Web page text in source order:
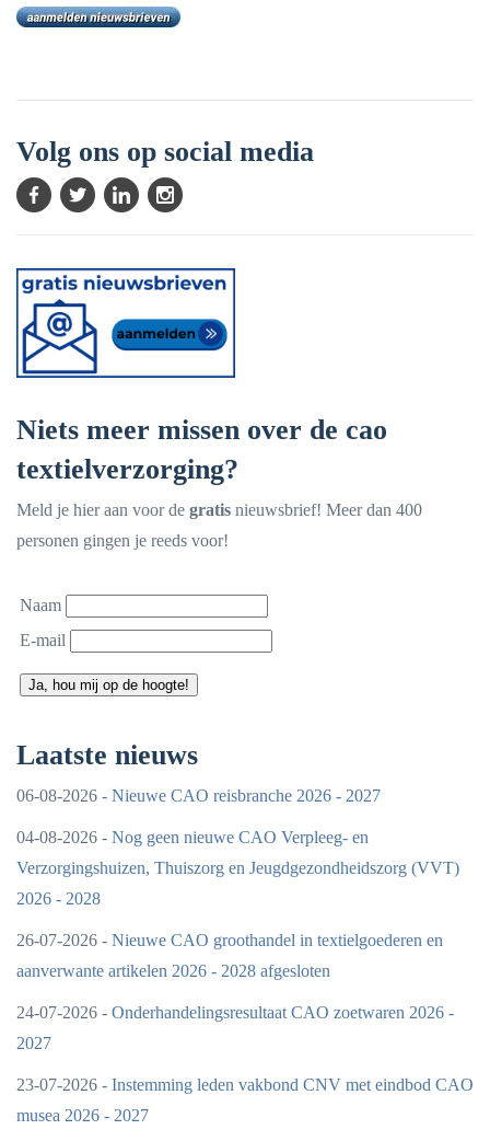
Volg ons op social media
Niets meer missen over de cao
textielverzorging?
Meld je hier aan voor de gratis nieuwsbrief! Meer dan 400
personen gingen je reeds voor!
Naam
E-mail
Ja, hou mij op de hoogte!
Laatste nieuws
06-08-2026 - Nieuwe CAO reisbranche 2026 - 2027
04-08-2026 - Nog geen nieuwe CAO Verpleeg- en
Verzorgingshuizen, Thuiszorg en Jeugdgezondheidszorg (VVT)
2026 - 2028
26-07-2026 - Nieuwe CAO groothandel in textielgoederen en
aanverwante artikelen 2026 - 2028 afgesloten
24-07-2026 - Onderhandelingsresultaat CAO zoetwaren 2026 -
2027
23-07-2026 - Instemming leden vakbond CNV met eindbod CAO
musea 2026 - 2027